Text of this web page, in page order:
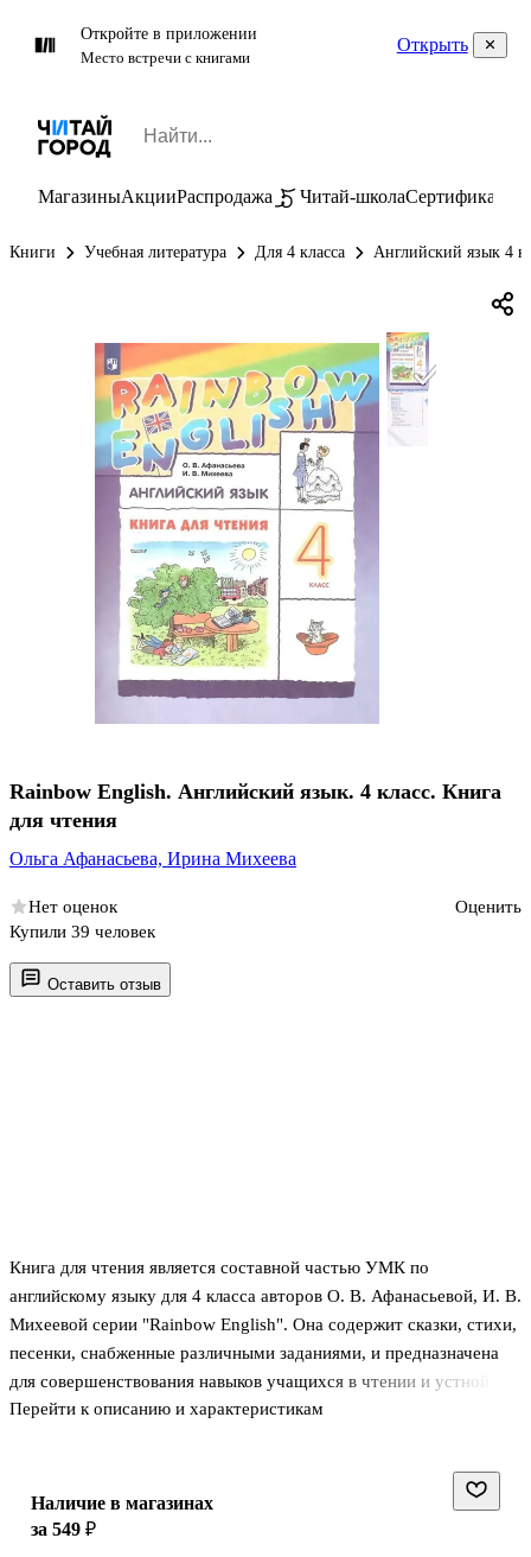
Откройте в приложении
Место встречи с книгами
Открыть
МагазиныАкцииРаспродажа Читай-школаСертификаты
Книги Учебная литература Для 4 класса Английский язык 4
Оставить отзыв
Книга для чтения является составной частью УМК по
английскому языку для 4 класса авторов О. В. Афанасьевой, И. В.
Михеевой серии "Rainbow English". Она содержит сказки, стихи,
песенки, снабженные различными заданиями, и предназначена
для совершенствования навыков учащихся в чтении и устной
речи.
Перейти к описанию и характеристикам
Rainbow English. Английский язык. 4 класс. Книга
для чтения
Ольга Афанасьева, Ирина Михеева
Нет оценок
Оценить
Купили 39 человек
Наличие в магазинах
за 549 ₽